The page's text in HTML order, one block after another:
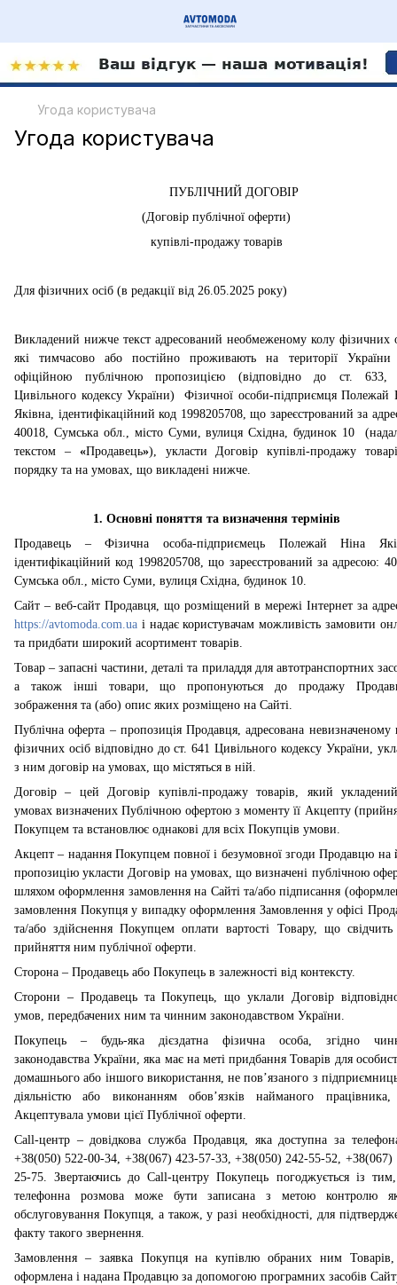
Угода користувача
Угода користувача
ПУБЛІЧНИЙ ДОГОВІР
(Договір публічної оферти)
купівлі-продажу товарів
Для фізичних осіб (в редакції від 26.05.2025 року)
Викладений нижче текст адресований необмеженому колу фізичних
які тимчасово або постійно проживають на території
офіційною публічною пропозицією (відповідно до ст. 633,
Цивільного кодексу України) Фізичної особи-підприємця Полежай
Яківна, ідентифікаційний код 1998205708, що зареєстрований за
40018, Сумська обл., місто Суми, вулиця Східна, будинок 10
текстом – «Продавець»), укласти Договір купівлі-продажу
порядку та на умовах, що викладені нижче.
1. Основні поняття та визначення термінів
Продавець – Фізична особа-підприємець Полежай Ніна
ідентифікаційний код 1998205708, що зареєстрований за адресою:
Сумська обл., місто Суми, вулиця Східна, будинок 10.
Сайт – веб-сайт Продавця, що розміщений в мережі Інтернет за
https://avtomoda.com.ua і надає користувачам можливість замовити
та придбати широкий асортимент товарів.
Товар – запасні частини, деталі та приладдя для автотранспортних
а також інші товари, що пропонуються до продажу
зображення та (або) опис яких розміщено на Сайті.
Публічна оферта – пропозиція Продавця, адресована невизначеному
фізичних осіб відповідно до ст. 641 Цивільного кодексу України,
з ним договір на умовах, що містяться в ній.
Договір – цей Договір купівлі-продажу товарів, який
умовах визначених Публічною офертою з моменту її Акцепту
Покупцем та встановлює однакові для всіх Покупців умови.
Акцепт – надання Покупцем повної і безумовної згоди Продавцю на
пропозицію укласти Договір на умовах, що визначені публічною
шляхом оформлення замовлення на Сайті та/або підписання
замовлення Покупця у випадку оформлення Замовлення у офісі
та/або здійснення Покупцем оплати вартості Товару, що
прийняття ним публічної оферти.
Сторона – Продавець або Покупець в залежності від контексту.
Сторони – Продавець та Покупець, що уклали Договір
умов, передбачених ним та чинним законодавством України.
Покупець – будь-яка дієздатна фізична особа, згідно
законодавства України, яка має на меті придбання Товарів для
домашнього або іншого використання, не пов’язаного з
діяльністю або виконанням обов’язків найманого
Акцептувала умови цієї Публічної оферти.
Call-центр – довідкова служба Продавця, яка доступна за
+38(050) 522-00-34, +38(067) 423-57-33, +38(050) 242-55-52, +38(067)
25-75. Звертаючись доCall-центру Покупець погоджується із
телефонна розмова може бути записана з метою контролю
обслуговування Покупця, а також, у разі необхідності, для
факту такого звернення.
Замовлення – заявка Покупця на купівлю обраних ним Товарів,
оформлена і надана Продавцю за допомогою програмних засобів